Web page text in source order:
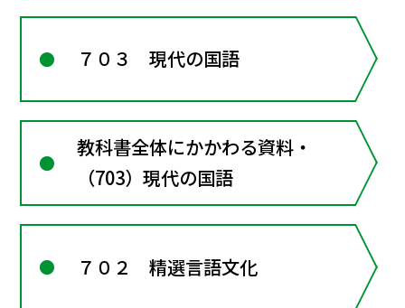
７０３ 現代の国語
教科書全体にかかわる資料・
（703）現代の国語
７０２ 精選言語文化